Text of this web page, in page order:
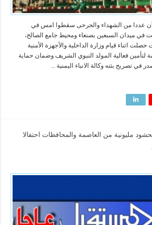
أن عددا من الشهداء والجرحى سقطوا امس في
في ميدان السبعين بصنعاء ومحيط جامع الصالح،
اثناء قيام وزارة الداخلية والأجهزة الأمنية
لتأمين فعالية المولد النبوي الشريف وضمان حماية
في تصريح بثته وكالة الانباء اليمنية ...
70 يكتظ بحشود مليونية من العاصمة والمحافظات احتفالا